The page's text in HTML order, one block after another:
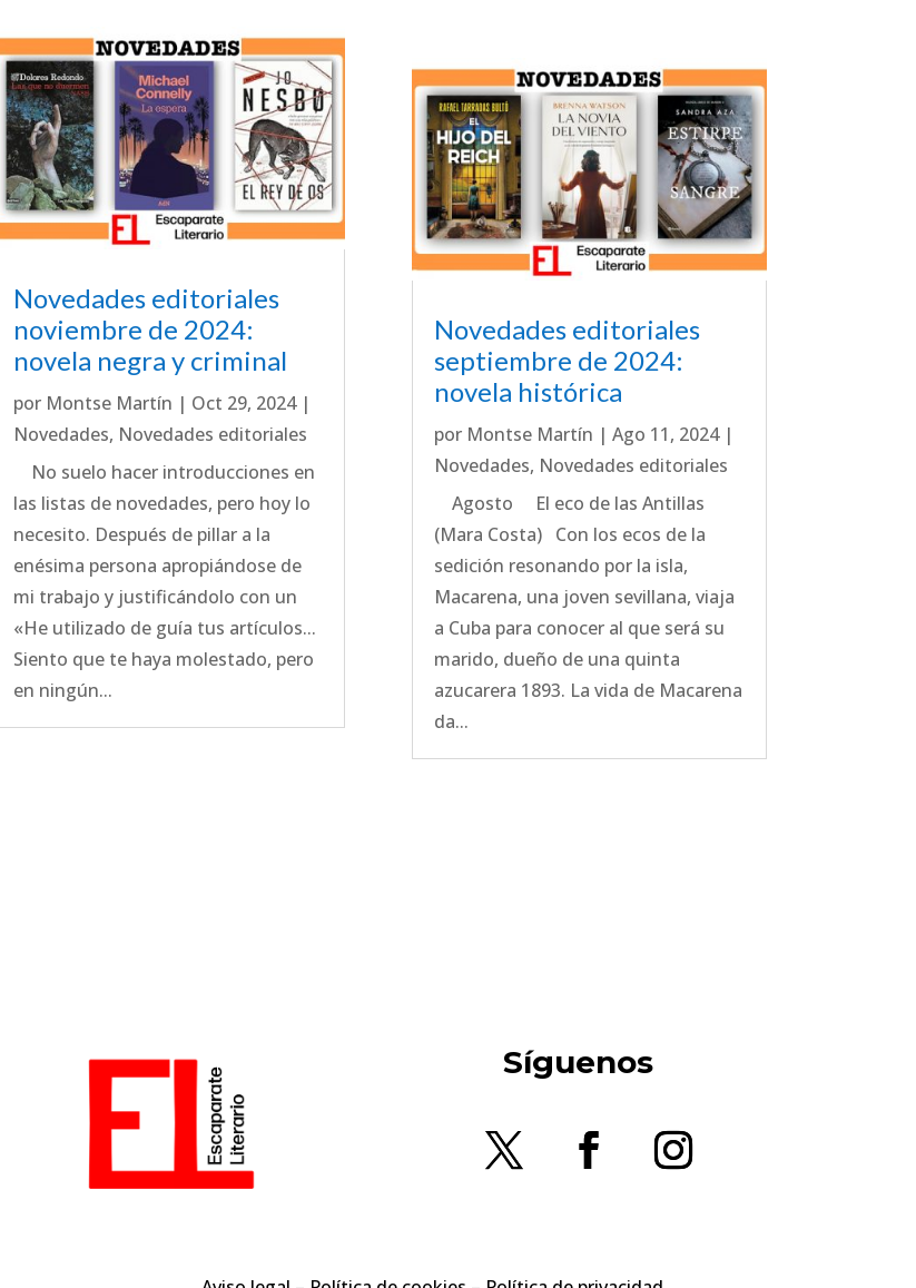
Novedades editoriales
noviembre de 2024:
novela negra y criminal
por Montse Martín | Oct 29, 2024|
Novedades, Novedades editoriales
No suelo hacer introducciones en
las listas de novedades, pero hoy lo
necesito. Después de pillar a la
enésima persona apropiándose de
mi trabajo y justificándolo con un
«He utilizado de guía tus artículos...
Siento que te haya molestado, pero
en ningún...
Novedades editoriales
septiembre de 2024:
novela histórica
por Montse Martín | Ago 11, 2024|
Novedades, Novedades editoriales
Agosto El eco de las Antillas
(Mara Costa) Con los ecos de la
sedición resonando por la isla,
Macarena, una joven sevillana, viaja
a Cuba para conocer al que será su
marido, dueño de una quinta
azucarera 1893. La vida de Macarena
da...
Síguenos